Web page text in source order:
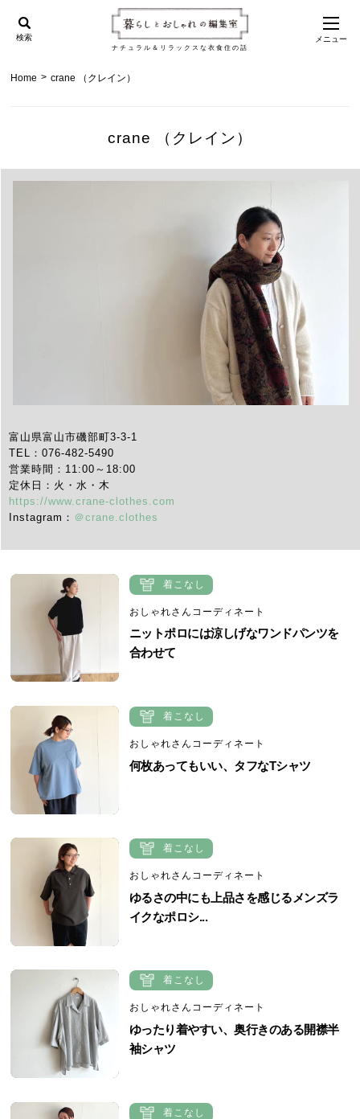
ナチュラル＆リラックスな衣食住の話
検索 メニュー
Home > crane （クレイン）
crane （クレイン）
富山県富山市磯部町3-3-1
TEL：076-482-5490
営業時間：11:00～18:00
定休日：火・水・木
https://www.crane-clothes.com
Instagram： ＠crane.clothes
着こなし
おしゃれさんコーディネート
ニットポロには涼しげなワンドパンツを
合わせて
着こなし
おしゃれさんコーディネート
何枚あってもいい、タフなTシャツ
着こなし
おしゃれさんコーディネート
ゆるさの中にも上品さを感じるメンズラ
イクなポロシ...
着こなし
おしゃれさんコーディネート
ゆったり着やすい、奥行きのある開襟半
袖シャツ
着こなし